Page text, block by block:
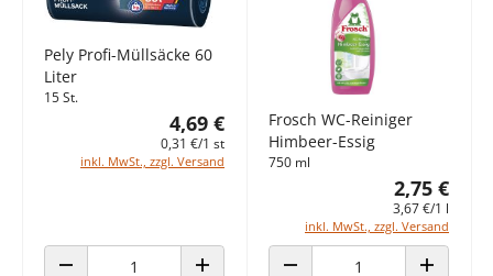
Pely Profi-Müllsäcke 60
Liter
15 St.
4,69 €
0,31 €/1 st
inkl. MwSt., zzgl. Versand
Frosch WC-Reiniger
Himbeer-Essig
750 ml
2,75 €
3,67 €/1 l
inkl. MwSt., zzgl. Versand